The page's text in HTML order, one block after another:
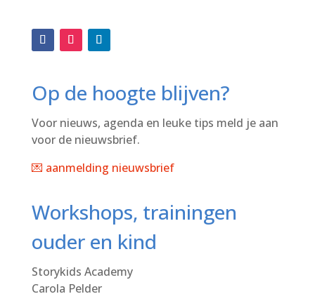
Op de hoogte blijven?
Voor nieuws, agenda en leuke tips meld je aan
voor de nieuwsbrief.
💌 aanmelding nieuwsbrief
Workshops, trainingen
ouder en kind
Storykids Academy
Carola Pelder